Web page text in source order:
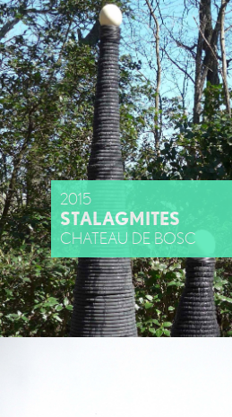
2015
STALAGMITES
CHATEAU DE BOSC